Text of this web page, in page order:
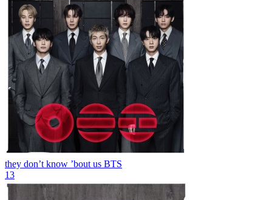
they don’t know ’bout us BTS
13